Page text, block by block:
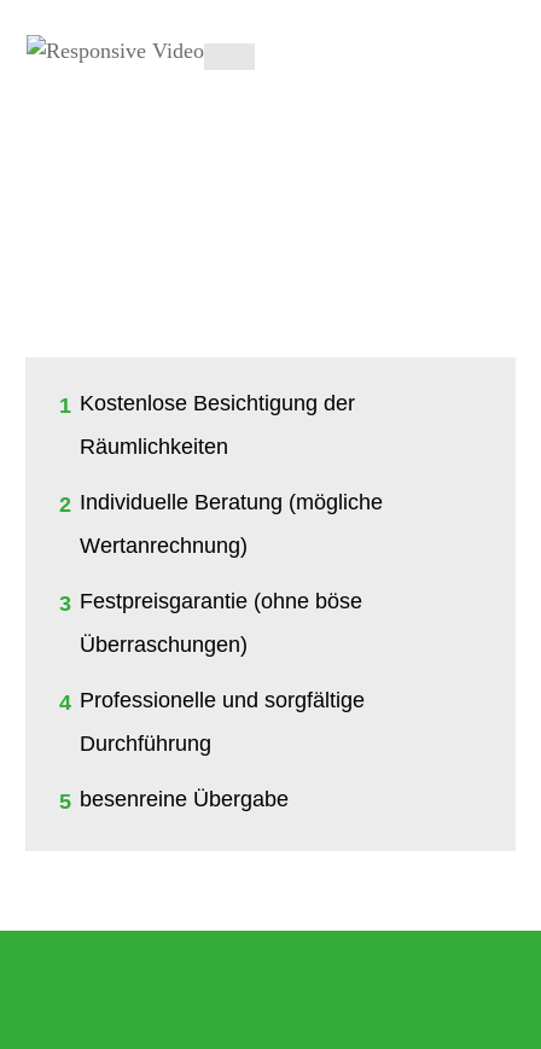
1 Kostenlose Besichtigung der
Räumlichkeiten
2 Individuelle Beratung (mögliche
Wertanrechnung)
3 Festpreisgarantie (ohne böse
Überraschungen)
4 Professionelle und sorgfältige
Durchführung
5 besenreine Übergabe